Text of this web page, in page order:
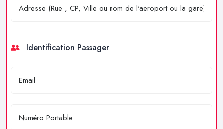
Identification Passager